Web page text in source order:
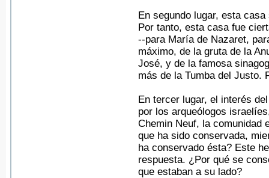
En segundo lugar, esta
Por tanto, esta casa fue
--para María de Nazaret,
máximo, de la gruta de la
José, y de la famosa
más de la Tumba del Justo.
En tercer lugar, el interés
por los arqueólogos
Chemin Neuf, la comunidad
que ha sido conservada,
ha conservado ésta? Este
respuesta. ¿Por qué se
que estaban a su lado?